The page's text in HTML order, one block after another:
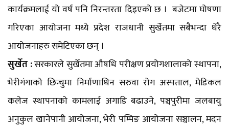
कार्यक्रमलाई यो वर्ष पनि निरन्तरता दिइएको छ । बजेटमा घोषणा
गरिएका आयोजना मध्ये प्रदेश राजधानी सुर्खेतमा सबैभन्दा धेरै
आयोजनाहरु समेटिएका छन् ।
सुर्खेत :सरकारले सुर्खेतमा औषधि परीक्षण प्रयोगशालाको स्थापना,
भेरीगंगाको छिन्चुमा निर्माणाधिन सरुवा रोग अस्पताल, मेडिकल
कलेज स्थापनाको कामलाई अगाडि बढाउने, पञ्चपुरीमा जलबायु
अनुकुल खानेपानी आयोजना, भेरी पम्पिङ आयोजना सञ्चालन, मदन